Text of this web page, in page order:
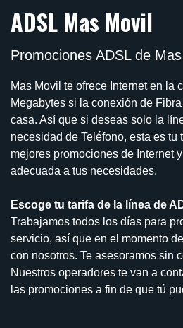
ADSL Mas Movil
Promociones ADSL de
Mas Movil te ofrece Internet en la
Megabytes si la conexión de
casa. Así que si deseas solo la
necesidad de Teléfono, esta es tu
mejores promociones de Internet
adecuada a tus necesidades.
Escoge tu tarifa de la línea de
Trabajamos todos los días para
servicio, así que en el momento
con nosotros. Te asesoramos sin
Nuestros operadores te van a
las promociones a fin de que tú